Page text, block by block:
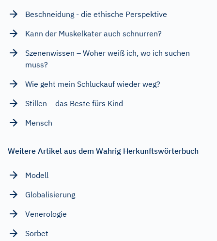
Beschneidung - die ethische Perspektive
Kann der Muskelkater auch schnurren?
Szenenwissen – Woher weiß ich, wo ich suchen
muss?
Wie geht mein Schluckauf wieder weg?
Stillen – das Beste fürs Kind
Mensch
Weitere Artikel aus dem Wahrig Herkunftswörterbuch
Modell
Globalisierung
Venerologie
Sorbet